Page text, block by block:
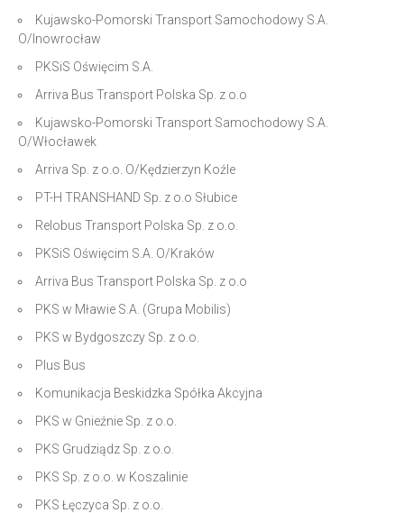
Kujawsko-Pomorski Transport Samochodowy S.A.
O/Inowrocław
PKSiS Oświęcim S.A.
Arriva Bus Transport Polska Sp. z o.o
Kujawsko-Pomorski Transport Samochodowy S.A.
O/Włocławek
Arriva Sp. z o.o. O/Kędzierzyn Koźle
PT-H TRANSHAND Sp. z o.o Słubice
Relobus Transport Polska Sp. z o.o.
PKSiS Oświęcim S.A. O/Kraków
Arriva Bus Transport Polska Sp. z o.o
PKS w Mławie S.A. (Grupa Mobilis)
PKS w Bydgoszczy Sp. z o.o.
Plus Bus
Komunikacja Beskidzka Spółka Akcyjna
PKS w Gnieźnie Sp. z o.o.
PKS Grudziądz Sp. z o.o.
PKS Sp. z o.o. w Koszalinie
PKS Łęczyca Sp. z o.o.